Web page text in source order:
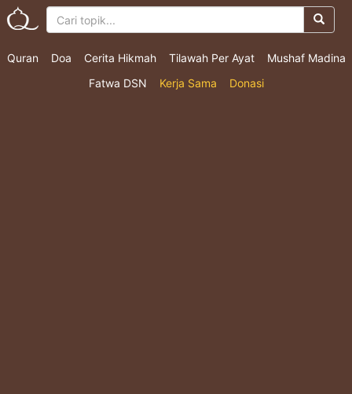
Quran Doa Cerita Hikmah Tilawah Per Ayat
Mushaf Madina
Fatwa DSN
Kerja Sama Donasi